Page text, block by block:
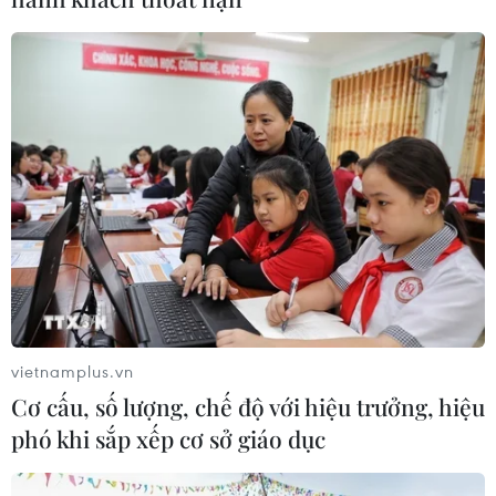
trí các chỉ huy tại mặt trận Ukraine
05/08/2026 15:26
Đâm dao ở trung tâm London, một
nữ nghi phạm bị bắt giữ
05/08/2026 15:07
Nhiều chuyến bay tại Đức chuyển
hướng do vật thể bay gần đường
băng
05/08/2026 10:54
Dự luật trừng phạt Nga của
Mỹ có thể khiến châu Âu chịu tác
vietnamplus.vn
Cơ cấu, số lượng, chế độ với hiệu trưởng, hiệu
phó khi sắp xếp cơ sở giáo dục